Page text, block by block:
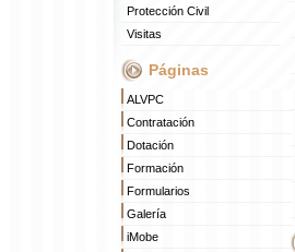
Protección Civil
Visitas
Páginas
ALVPC
Contratación
Dotación
Formación
Formularios
Galería
iMobe